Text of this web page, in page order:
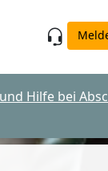
Hilfe bei